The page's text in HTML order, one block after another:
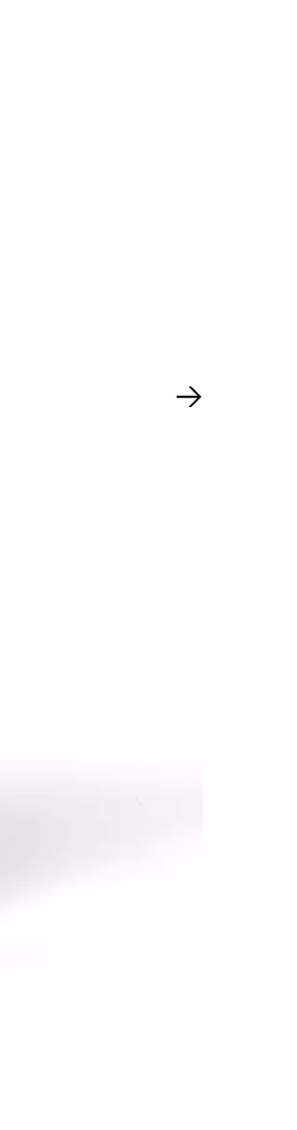
Nächster